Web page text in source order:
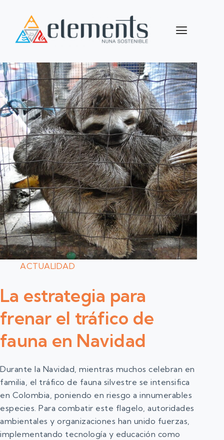
ACTUALIDAD
La estrategia para
frenar el tráfico de
fauna en Navidad
Durante la Navidad, mientras muchos celebran en
familia, el tráfico de fauna silvestre se intensifica
en Colombia, poniendo en riesgo a innumerables
especies. Para combatir este flagelo, autoridades
ambientales y organizaciones han unido fuerzas,
implementando tecnología y educación como